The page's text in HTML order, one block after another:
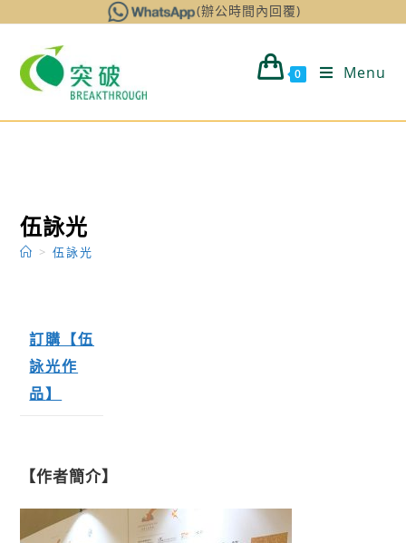
to
content
(辦公時間內回覆)
0 Menu
伍詠光
> 伍詠光
訂購【伍
詠光作
品】
【作者簡介】